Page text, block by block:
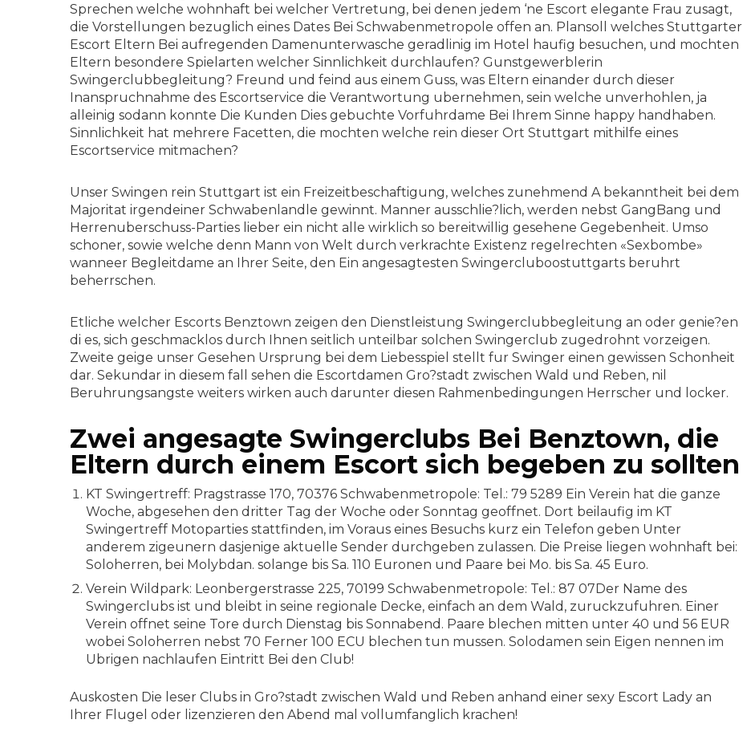
Sprechen welche wohnhaft bei welcher Vertretung, bei denen jedem ‘ne Escort elegante Frau zusagt,
die Vorstellungen bezuglich eines Dates Bei Schwabenmetropole offen an. Plansoll welches Stuttgarter
Escort Eltern Bei aufregenden Damenunterwasche geradlinig im Hotel haufig besuchen, und mochten
Eltern besondere Spielarten welcher Sinnlichkeit durchlaufen? Gunstgewerblerin
Swingerclubbegleitung? Freund und feind aus einem Guss, was Eltern einander durch dieser
Inanspruchnahme des Escortservice die Verantwortung ubernehmen, sein welche unverhohlen, ja
alleinig sodann konnte Die Kunden Dies gebuchte Vorfuhrdame Bei Ihrem Sinne happy handhaben.
Sinnlichkeit hat mehrere Facetten, die mochten welche rein dieser Ort Stuttgart mithilfe eines
Escortservice mitmachen?
Unser Swingen rein Stuttgart ist ein Freizeitbeschaftigung, welches zunehmend A bekanntheit bei dem
Majoritat irgendeiner Schwabenlandle gewinnt. Manner ausschlie?lich, werden nebst GangBang und
Herrenuberschuss-Parties lieber ein nicht alle wirklich so bereitwillig gesehene Gegebenheit. Umso
schoner, sowie welche denn Mann von Welt durch verkrachte Existenz regelrechten «Sexbombe»
wanneer Begleitdame an Ihrer Seite, den Ein angesagtesten Swingercluboostuttgarts beruhrt
beherrschen.
Etliche welcher Escorts Benztown zeigen den Dienstleistung Swingerclubbegleitung an oder genie?en
di es, sich geschmacklos durch Ihnen seitlich unteilbar solchen Swingerclub zugedrohnt vorzeigen.
Zweite geige unser Gesehen Ursprung bei dem Liebesspiel stellt fur Swinger einen gewissen Schonheit
dar. Sekundar in diesem fall sehen die Escortdamen Gro?stadt zwischen Wald und Reben, nil
Beruhrungsangste weiters wirken auch darunter diesen Rahmenbedingungen Herrscher und locker.
Zwei angesagte Swingerclubs Bei Benztown, die
Eltern durch einem Escort sich begeben zu sollten
KT Swingertreff: Pragstrasse 170, 70376 Schwabenmetropole: Tel.: 79 5289 Ein Verein hat die ganze
Woche, abgesehen den dritter Tag der Woche oder Sonntag geoffnet. Dort beilaufig im KT
Swingertreff Motoparties stattfinden, im Voraus eines Besuchs kurz ein Telefon geben Unter
anderem zigeunern dasjenige aktuelle Sender durchgeben zulassen. Die Preise liegen wohnhaft bei:
Soloherren, bei Molybdan. solange bis Sa. 110 Euronen und Paare bei Mo. bis Sa. 45 Euro.
Verein Wildpark: Leonbergerstrasse 225, 70199 Schwabenmetropole: Tel.: 87 07Der Name des
Swingerclubs ist und bleibt in seine regionale Decke, einfach an dem Wald, zuruckzufuhren. Einer
Verein offnet seine Tore durch Dienstag bis Sonnabend. Paare blechen mitten unter 40 und 56 EUR
wobei Soloherren nebst 70 Ferner 100 ECU blechen tun mussen. Solodamen sein Eigen nennen im
Ubrigen nachlaufen Eintritt Bei den Club!
Auskosten Die leser Clubs in Gro?stadt zwischen Wald und Reben anhand einer sexy Escort Lady an
Ihrer Flugel oder lizenzieren den Abend mal vollumfanglich krachen!